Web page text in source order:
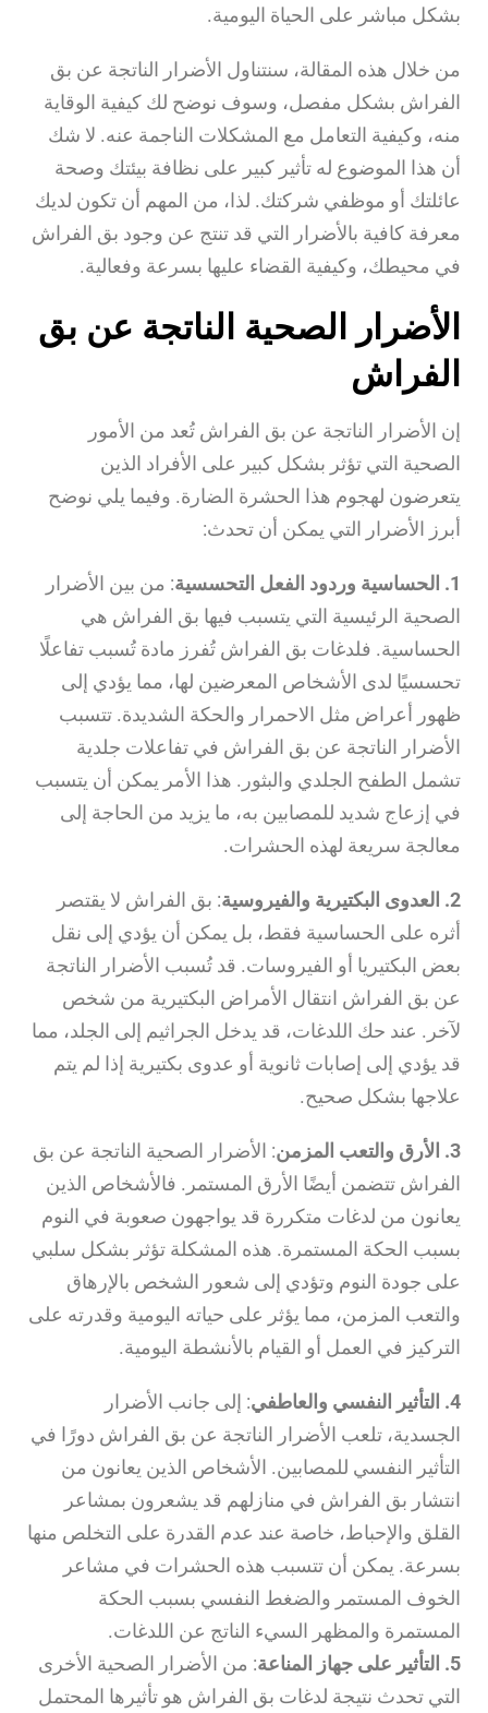
بشكل مباشر على الحياة اليومية.
من خلال هذه المقالة، سنتناول الأضرار الناتجة عن بق
الفراش بشكل مفصل، وسوف نوضح لك كيفية الوقاية
منه، وكيفية التعامل مع المشكلات الناجمة عنه. لا شك
أن هذا الموضوع له تأثير كبير على نظافة بيئتك وصحة
عائلتك أو موظفي شركتك. لذا، من المهم أن تكون لديك
معرفة كافية بالأضرار التي قد تنتج عن وجود بق الفراش
في محيطك، وكيفية القضاء عليها بسرعة وفعالية.
الأضرار الصحية الناتجة عن بق
الفراش
إن الأضرار الناتجة عن بق الفراش تُعد من الأمور
الصحية التي تؤثر بشكل كبير على الأفراد الذين
يتعرضون لهجوم هذا الحشرة الضارة. وفيما يلي نوضح
أبرز الأضرار التي يمكن أن تحدث:
1. الحساسية وردود الفعل التحسسية
: من بين الأضرار
الصحية الرئيسية التي يتسبب فيها بق الفراش هي
الحساسية. فلدغات بق الفراش تُفرز مادة تُسبب تفاعلًا
تحسسيًا لدى الأشخاص المعرضين لها، مما يؤدي إلى
ظهور أعراض مثل الاحمرار والحكة الشديدة. تتسبب
الأضرار الناتجة عن بق الفراش في تفاعلات جلدية
تشمل الطفح الجلدي والبثور. هذا الأمر يمكن أن يتسبب
في إزعاج شديد للمصابين به، ما يزيد من الحاجة إلى
معالجة سريعة لهذه الحشرات.
2. العدوى البكتيرية والفيروسية
: بق الفراش لا يقتصر
أثره على الحساسية فقط، بل يمكن أن يؤدي إلى نقل
بعض البكتيريا أو الفيروسات. قد تُسبب الأضرار الناتجة
عن بق الفراش انتقال الأمراض البكتيرية من شخص
لآخر. عند حك اللدغات، قد يدخل الجراثيم إلى الجلد، مما
قد يؤدي إلى إصابات ثانوية أو عدوى بكتيرية إذا لم يتم
علاجها بشكل صحيح.
3. الأرق والتعب المزمن
: الأضرار الصحية الناتجة عن بق
الفراش تتضمن أيضًا الأرق المستمر. فالأشخاص الذين
يعانون من لدغات متكررة قد يواجهون صعوبة في النوم
بسبب الحكة المستمرة. هذه المشكلة تؤثر بشكل سلبي
على جودة النوم وتؤدي إلى شعور الشخص بالإرهاق
والتعب المزمن، مما يؤثر على حياته اليومية وقدرته على
التركيز في العمل أو القيام بالأنشطة اليومية.
4. التأثير النفسي والعاطفي
: إلى جانب الأضرار
الجسدية، تلعب الأضرار الناتجة عن بق الفراش دورًا في
التأثير النفسي للمصابين. الأشخاص الذين يعانون من
انتشار بق الفراش في منازلهم قد يشعرون بمشاعر
القلق والإحباط، خاصة عند عدم القدرة على التخلص منها
بسرعة. يمكن أن تتسبب هذه الحشرات في مشاعر
الخوف المستمر والضغط النفسي بسبب الحكة
المستمرة والمظهر السيء الناتج عن اللدغات.
5. التأثير على جهاز المناعة
: من الأضرار الصحية الأخرى
التي تحدث نتيجة لدغات بق الفراش هو تأثيرها المحتمل